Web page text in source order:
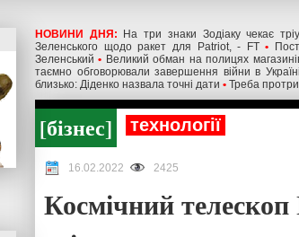
НОВИНИ ДНЯ:
На три знаки Зодіаку чекає
Зеленського щодо ракет для Patriot, - FT •
Зеленський • Великий обман на полицях
таємно обговорювали завершення війни в
близько: Діденко назвала точні дати • Треба
бізнес технології
16.02.2022 2425
Космічний